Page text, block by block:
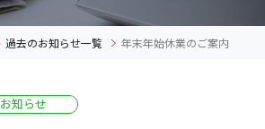
過去のお知らせ一覧 年末年始休業のご案内
お知らせ